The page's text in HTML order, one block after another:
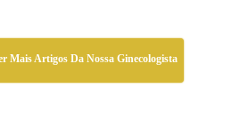
Mais Artigos Da Nossa Ginecologista